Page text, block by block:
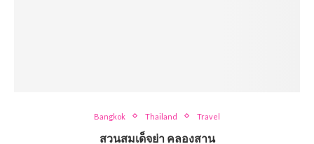
Bangkok Thailand Travel
สวนสมเด็จย่า คลองสาน